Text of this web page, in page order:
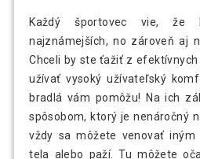
Každý športovec vie,
najznámejších, no zároveň aj
Chceli by ste ťažiť z efektívnych
užívať vysoký užívateľský
bradlá vám pomôžu! Na ich
spôsobom, ktorý je nenáročný
vždy sa môžete venovať iným
tela alebo paží. Tu môžete